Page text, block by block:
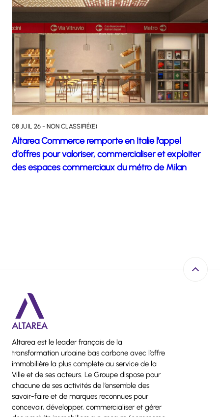
08 JUIL 26 - NON CLASSIFIÉ(E)
Altarea Commerce remporte en Italie l’appel
d’offres pour valoriser, commercialiser et exploiter
des espaces commerciaux du métro de Milan
Altarea est le leader français de la
transformation urbaine bas carbone avec l’offre
immobilière la plus complète au service de la
Ville et de ses acteurs. Le Groupe dispose pour
chacune de ses activités de l’ensemble des
savoir-faire et de marques reconnues pour
concevoir, développer, commercialiser et gérer
Retour